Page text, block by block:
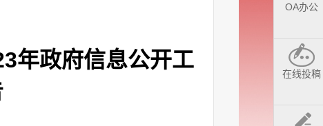
年政府信息公开工
OA办公
在线投稿